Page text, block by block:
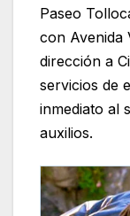
Paseo
con Avenida
dirección a
servicios de
inmediato al
auxilios.